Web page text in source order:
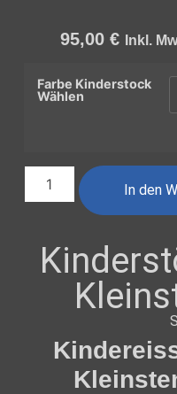
95,00 € Inkl.
Farbe Kinderstock
Wählen
In den